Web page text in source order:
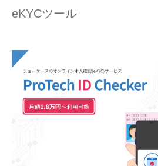
eKYCツール